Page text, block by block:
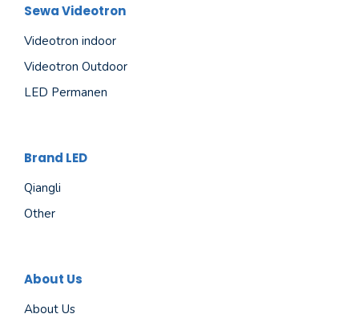
Sewa Videotron
Videotron indoor
Videotron Outdoor
LED Permanen
Brand LED
Qiangli
Other
About Us
About Us